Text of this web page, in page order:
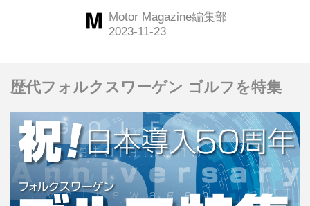
Motor Magazine編集部
歴代フォルクスワーゲン ゴルフを特集